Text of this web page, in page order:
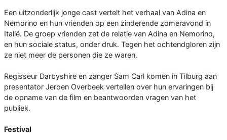
Een uitzonderlijk jonge cast vertelt het verhaal van Adina en
Nemorino en hun vrienden op een zinderende zomeravond in
Italië. De groep vrienden zet de relatie van Adina en Nemorino,
en hun sociale status, onder druk. Tegen het ochtendgloren zijn
ze niet meer de personen die ze waren.
Regisseur Darbyshire en zanger Sam Carl komen in Tilburg aan
presentator Jeroen Overbeek vertellen over hun ervaringen bij
de opname van de film en beantwoorden vragen van het
publiek.
Festival